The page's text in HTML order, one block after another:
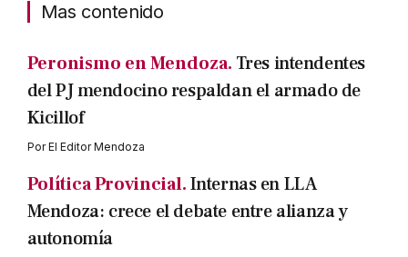
Mas contenido
Peronismo en Mendoza. Tres intendentes
del PJ mendocino respaldan el armado de
Kicillof
PorEl Editor Mendoza
Política Provincial.Internas en LLA
Mendoza: crece el debate entre alianza y
autonomía